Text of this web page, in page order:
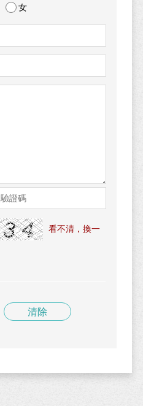
女
看不清，換一
清除